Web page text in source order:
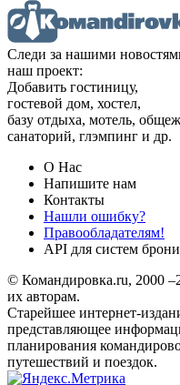
Следи за нашими
наш проект:
Добавить гостиницу,
гостевой дом, хостел,
базу отдыха, мотель,
санаторий, глэмпинг и др.
О Нас
Напишите нам
Контакты
Нашли ошибку?
Правообладателям!
API для систем
© Командировка.ru, 2000
их авторам.
Старейшее интернет-
представляющее
планирования
путешествий и поездок.